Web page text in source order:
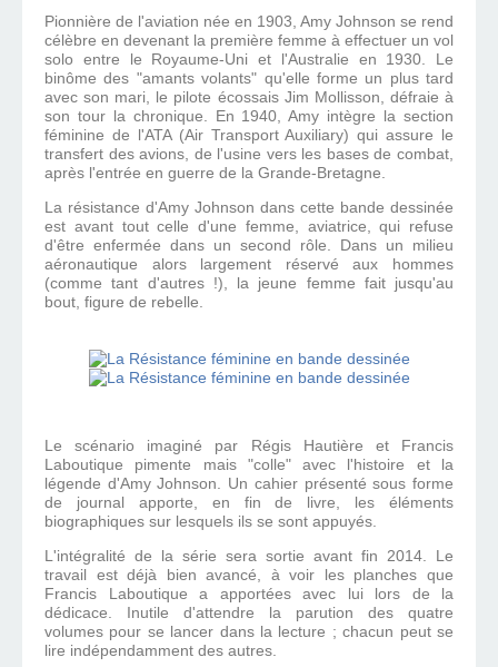
Pionnière de l'aviation née en 1903, Amy Johnson se rend
célèbre en devenant la première femme à effectuer un vol
solo entre le Royaume-Uni et l'Australie en 1930. Le
binôme des "amants volants" qu'elle forme un plus tard
avec son mari, le pilote écossais Jim Mollisson, défraie à
son tour la chronique. En 1940, Amy intègre la section
féminine de l'ATA (Air Transport Auxiliary) qui assure le
transfert des avions, de l'usine vers les bases de combat,
après l'entrée en guerre de la Grande-Bretagne.
La résistance d'Amy Johnson dans cette bande dessinée
est avant tout celle d'une femme, aviatrice, qui refuse
d'être enfermée dans un second rôle. Dans un milieu
aéronautique alors largement réservé aux hommes
(comme tant d'autres !), la jeune femme fait jusqu'au
bout, figure de rebelle.
Le scénario imaginé par Régis Hautière et Francis
Laboutique pimente mais "colle" avec l'histoire et la
légende d'Amy Johnson. Un cahier présenté sous forme
de journal apporte, en fin de livre, les éléments
biographiques sur lesquels ils se sont appuyés.
L'intégralité de la série sera sortie avant fin 2014. Le
travail est déjà bien avancé, à voir les planches que
Francis Laboutique a apportées avec lui lors de la
dédicace. Inutile d'attendre la parution des quatre
volumes pour se lancer dans la lecture ; chacun peut se
lire indépendamment des autres.